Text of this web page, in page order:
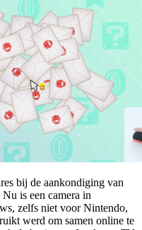
bij de aankondiging van
is een camera in
zelfs niet voor Nintendo,
werd om samen online te